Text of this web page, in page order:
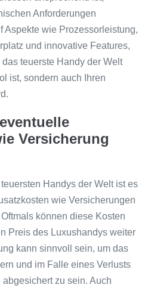
Anforderungen
Aspekte wie Prozessorleistung,
und innovative Features,
teuerste Handy der Welt
ist, sondern auch Ihren
Versicherung
Handys der Welt ist es
wie Versicherungen
können diese Kosten
Preis des Luxushandys weiter
kann sinnvoll sein, um das
und im Falle eines Verlusts
zu sein. Auch